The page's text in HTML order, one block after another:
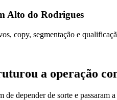
Alto do Rodrigues
copy, segmentação e
a operação
de depender de sorte e passaram